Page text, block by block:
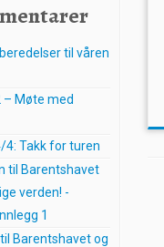
til våren
– Møte med
4: Takk for turen
til Barentshavet
verden! -
1
Barentshavet og